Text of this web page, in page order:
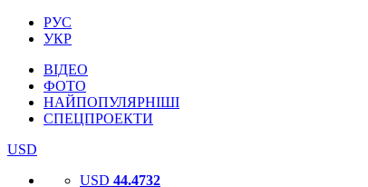
РУС
УКР
ВІДЕО
ФОТО
НАЙПОПУЛЯРНІШІ
СПЕЦПРОЕКТИ
USD
USD 44.4732